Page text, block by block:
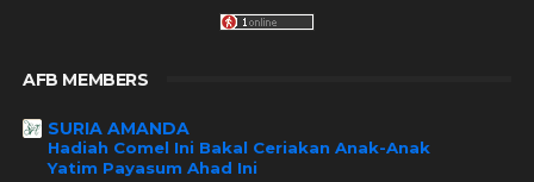
AFB MEMBERS
SURIA AMANDA
Hadiah Comel Ini Bakal Ceriakan Anak-Anak
Yatim Payasum Ahad Ini